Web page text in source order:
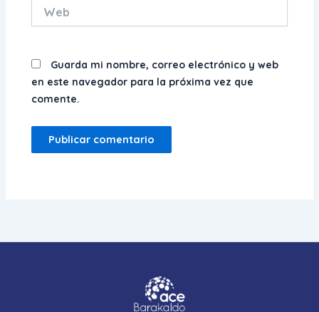
Guarda mi nombre, correo electrónico y web
en este navegador para la próxima vez que
comente.